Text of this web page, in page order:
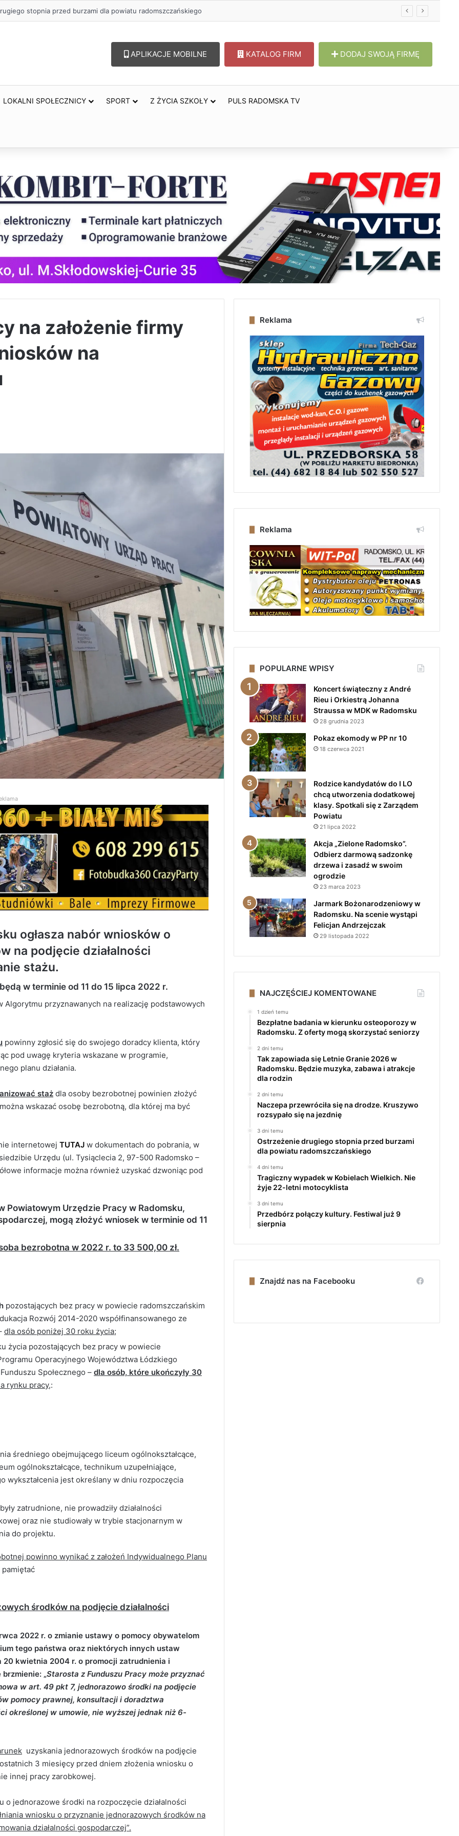
na szkolenia pracowników. PUP w Radomsku ogłasza nabór wniosków
APLIKACJE MOBILNE KATALOG FIRM DODAJ SWOJĄ FIRMĘ
LOKALNI SPOŁECZNICY SPORT Z ŻYCIA SZKOŁY PULS RADOMSKA TV
na założenie firmy
na
ogłasza nabór wniosków o
na podjęcie działalności
stażu.
w terminie od 11 do 15 lipca 2022 r.
przyznawanych na realizację podstawowych
powinny zgłosić się do swojego doradcy klienta, który
pod uwagę kryteria wskazane w programie,
planu działania.
staż dla osoby bezrobotnej powinien złożyć
wskazać osobę bezrobotną, dla której ma być
internetowej TUTAJ w dokumentach do pobrania, w
Urzędu (ul. Tysiąclecia 2, 97-500 Radomsko –
informacje można również uzyskać dzwoniąc pod
Urzędzie Pracy w Radomsku,
mogą złożyć wniosek w terminie od 11
bezrobotna w 2022 r. to 33 500,00 zł.
pozostających bez pracy w powiecie radomszczańskim
Rozwój 2014-2020 współfinansowanego ze
dla osób poniżej 30 roku życia;
życia pozostających bez pracy w powiecie
Operacyjnego Województwa Łódzkiego
Społecznego – dla osób, które ukończyły 30
rynku pracy,:
średniego obejmującego liceum ogólnokształcące,
ogólnokształcące, technikum uzupełniające,
wykształcenia jest określany w dniu rozpoczęcia
zatrudnione, nie prowadziły działalności
oraz nie studiowały w trybie stacjonarnym w
do projektu.
powinno wynikać z założeń Indywidualnego Planu
środków na podjęcie działalności
2022 r. o zmianie ustawy o pomocy obywatelom
tego państwa oraz niektórych innych ustaw
kwietnia 2004 r. o promocji zatrudnienia i
„Starosta z Funduszu Pracy może przyznać
w art. 49 pkt 7, jednorazowo środki na podjęcie
pomocy prawnej, konsultacji i doradztwa
określonej w umowie, nie wyższej jednak niż 6-
uzyskania jednorazowych środków na podjęcie
3 miesięcy przed dniem złożenia wniosku o
innej pracy zarobkowej.
jednorazowe środki na rozpoczęcie działalności
wniosku o przyznanie jednorazowych środków na
działalności gospodarczej”.
Reklama
Reklama
POPULARNE WPISY
Koncert świąteczny z André
Rieu i Orkiestrą Johanna
Straussa w MDK w Radomsku
28 grudnia 2023
Pokaz ekomody w PP nr 10
18 czerwca 2021
Rodzice kandydatów do I LO
chcą utworzenia dodatkowej
klasy. Spotkali się z Zarządem
Powiatu
21 lipca 2022
Akcja „Zielone Radomsko”.
Odbierz darmową sadzonkę
drzewa i zasadź w swoim
ogrodzie
23 marca 2023
Jarmark Bożonarodzeniowy w
Radomsku. Na scenie wystąpi
Felicjan Andrzejczak
29 listopada 2022
NAJCZĘŚCIEJ KOMENTOWANE
1 dzień temu
Bezpłatne badania w kierunku osteoporozy w
Radomsku. Z oferty mogą skorzystać seniorzy
2 dni temu
Tak zapowiada się Letnie Granie 2026 w
Radomsku. Będzie muzyka, zabawa i atrakcje
dla rodzin
2 dni temu
Naczepa przewróciła się na drodze. Kruszywo
rozsypało się na jezdnię
3 dni temu
Ostrzeżenie drugiego stopnia przed burzami
dla powiatu radomszczańskiego
4 dni temu
Tragiczny wypadek w Kobielach Wielkich. Nie
żyje 22-letni motocyklista
3 dni temu
Przedbórz połączy kultury. Festiwal już 9
sierpnia
Znajdź nas na Facebooku